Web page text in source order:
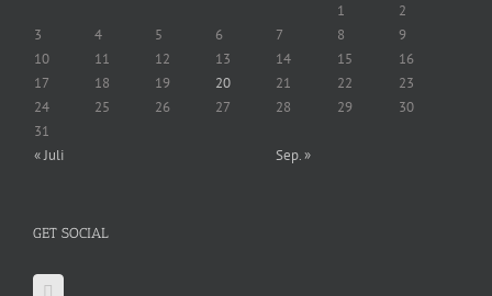
1
2
3
4 5 6 7 8
9
10
11 12 13 14 15
16
17
18 19 20 21 22
23
24
25 26 27 28 29
30
31
« Juli
Sep. »
GET SOCIAL